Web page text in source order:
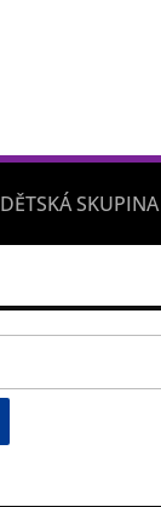
DĚTSKÁ SKUPINA